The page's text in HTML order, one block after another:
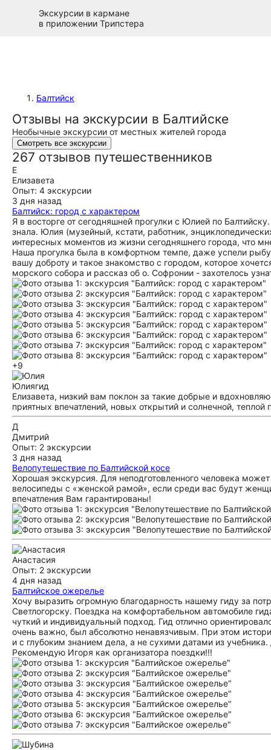
Экскурсии в кармане
в приложении Трипстера
Балтийск
Отзывы на экскурсии в Балтийске
Необычные экскурсии от местных жителей города
Смотреть все экскурсии
267 отзывов путешественников
Е
Елизавета
Опыт: 4 экскурсии
3 дня назад
Балтийск: город с характером
Я в восторге от сегодняшней прогулки с Юлией по
знала. Юлия (музейный, кстати, работник,
интересных моментов из жизни сегодняшнего города, что
Наша прогулка была в комфортном темпе, даже успели
вашу доброту и такое знакомство с городом, которое
морского собора и рассказ об о. Софронии - захотелось
+9
Юлиягид
Елизавета, низкий вам поклон за такие добрые и
приятных впечатлений, новых открытий и солнечной,
Д
Дмитрий
Опыт: 2 экскурсии
3 дня назад
Велопутешествие по Балтийской косе
Хорошая экскурсия. Для неподготовленного человека
велосипеды с «женской рамой», если среди вас будут
впечатления Вам гарантированы!
Анастасия
Опыт: 2 экскурсии
4 дня назад
Балтийское ожерелье
Хочу выразить огромную благодарность нашему гиду за
Светлогорску. Поездка на комфортабельном автомобиле
чуткий и индивидуальный подход. Гид отлично
очень важно, был абсолютно ненавязчивым. При этом
и с глубоким знанием дела, а не сухими датами из
Рекомендую Игоря как организатора поездки!!!